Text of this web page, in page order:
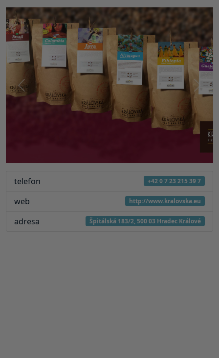
Předchozí Další
telefon +42 0 7 23 215 39 7
web http://www.kralovska.eu
adresa Špitálská 183/2, 500 03 Hradec Králové